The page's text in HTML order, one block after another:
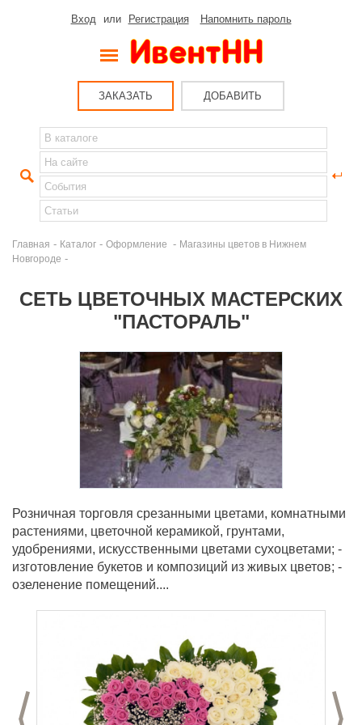
Вход или Регистрация Напомнить пароль
ЗАКАЗАТЬ ДОБАВИТЬ
Главная - Каталог - Оформление - Магазины цветов в Нижнем
Новгороде -
СЕТЬ ЦВЕТОЧНЫХ МАСТЕРСКИХ
"ПАСТОРАЛЬ"
Розничная торговля срезанными цветами, комнатными
растениями, цветочной керамикой, грунтами,
удобрениями, искусственными цветами сухоцветами; -
изготовление букетов и композиций из живых цветов; -
озеленение помещений....
Предыдущий слайд